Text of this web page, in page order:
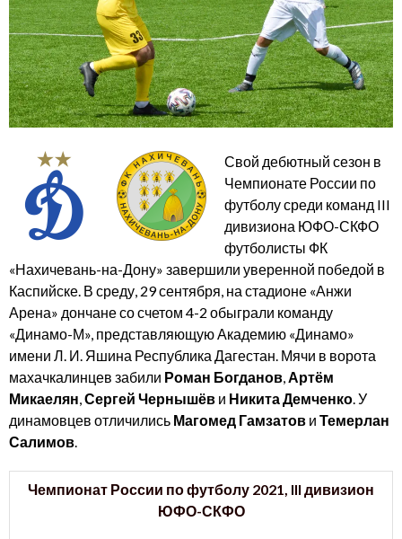
Свой дебютный сезон в
Чемпионате России по
футболу среди команд III
дивизиона ЮФО-СКФО
футболисты ФК
«Нахичевань-на-Дону» завершили уверенной победой в
Каспийске. В среду, 29 сентября, на стадионе «Анжи
Арена» дончане со счетом 4-2 обыграли команду
«Динамо-М», представляющую Академию «Динамо»
имени Л. И. Яшина Республика Дагестан. Мячи в ворота
махачкалинцев забили Роман Богданов,Артём
Микаелян,Сергей Чернышёв и Никита Демченко. У
динамовцев отличились Магомед Гамзатов и Темерлан
Салимов.
Чемпионат России по футболу 2021, III дивизион
ЮФО-СКФО